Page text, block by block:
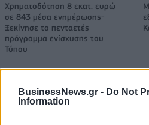
BusinessNews.gr - Do Not
Information
Χρηματοδότηση 8 εκατ. ευρώ
σε 843 μέσα ενημέρωσης-
Ξεκίνησε το πενταετές
πρόγραμμα ενίσχυσης του
Τύπου
Η Chery επενδύει 75 εκατ. δολάρια